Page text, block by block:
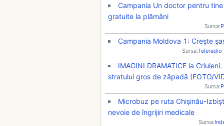
Campania Un doctor pentru
gratuite la plămâni
Sursa:
Campania Moldova 1: Creşte
Sursa:
IMAGINI DRAMATICE la
stratului gros de zăpadă (FOTO/
Sursa:
Microbuz pe ruta Chişinău-
nevoie de îngrijiri medicale
Sursa: